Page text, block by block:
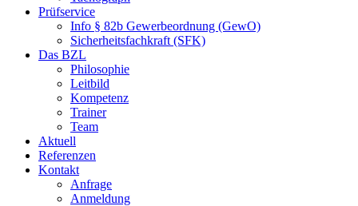
Prüfservice
Info § 82b Gewerbeordnung (GewO)
Sicherheitsfachkraft (SFK)
Das BZL
Philosophie
Leitbild
Kompetenz
Trainer
Team
Aktuell
Referenzen
Kontakt
Anfrage
Anmeldung